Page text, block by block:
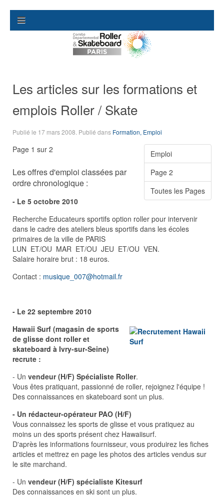
Les articles sur les formations et
emplois Roller / Skate
Publié le 17 mars 2008 . Publié dans Formation, Emploi
Emploi
Page 2
Toutes les Pages
Page 1 sur 2
Les offres d'emploi classées par
ordre chronologique :
- Le 5 octobre 2010
Recherche Educateurs sportifs option roller pour intervenir
dans le cadre des ateliers bleus sportifs dans les écoles
primaires de la ville de PARIS
LUN ET/OU MAR ET/OU JEU ET/OU VEN.
Salaire horaire brut : 18 euros.
Contact : musique_007@hotmail.fr
- Le 22 septembre 2010
Hawaii Surf (magasin de sports
de glisse dont roller et
skateboard à Ivry-sur-Seine)
recrute :
- Un vendeur (H/F) Spécialiste Roller.
Vous êtes pratiquant, passionné de roller, rejoignez l'équipe !
Des connaissances en skateboard sont un plus.
- Un rédacteur-opérateur PAO (H/F)
Vous connaissez les sports de glisse et vous pratiquez au
moins un des sports présent chez Hawaiisurf.
D'après les informations fournisseur, vous produirez les fiches
articles et mettrez en page les photos des articles vendus sur
le site marchand.
- Un vendeur (H/F) spécialiste Kitesurf
Des connaissances en ski sont un plus.